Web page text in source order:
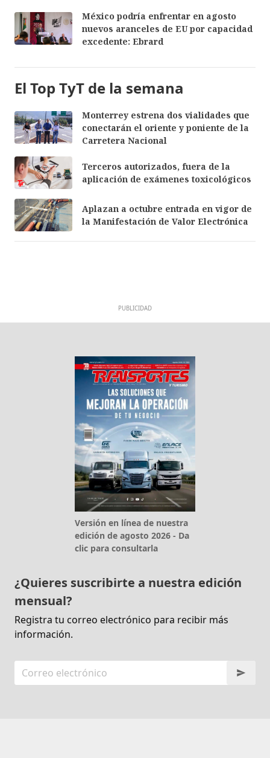
México podría enfrentar en agosto
nuevos aranceles de EU por capacidad
excedente: Ebrard
El Top TyT de la semana
Monterrey estrena dos vialidades que
conectarán el oriente y poniente de la
Carretera Nacional
Terceros autorizados, fuera de la
aplicación de exámenes toxicológicos
Aplazan a octubre entrada en vigor de
la Manifestación de Valor Electrónica
PUBLICIDAD
Versión en línea de nuestra
edición de agosto 2026 - Da
clic para consultarla
¿Quieres suscribirte a nuestra edición
mensual?
Registra tu correo electrónico para recibir más
información.